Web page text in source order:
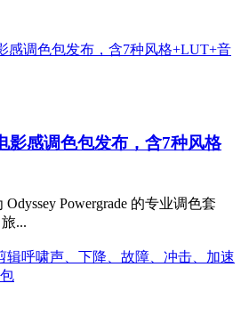
影感调色包发布，含7种风格
Powergrade 的专业调色套
...